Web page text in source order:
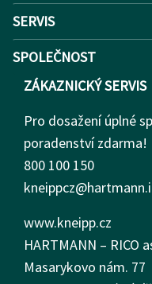
SERVIS
SPOLEČNOST
ZÁKAZNICKÝ SERVIS
Pro dosažení úplné
poradenství zdarma!
800 100 150
www.kneipp.cz
HARTMANN – RICO
Masarykovo nám. 77